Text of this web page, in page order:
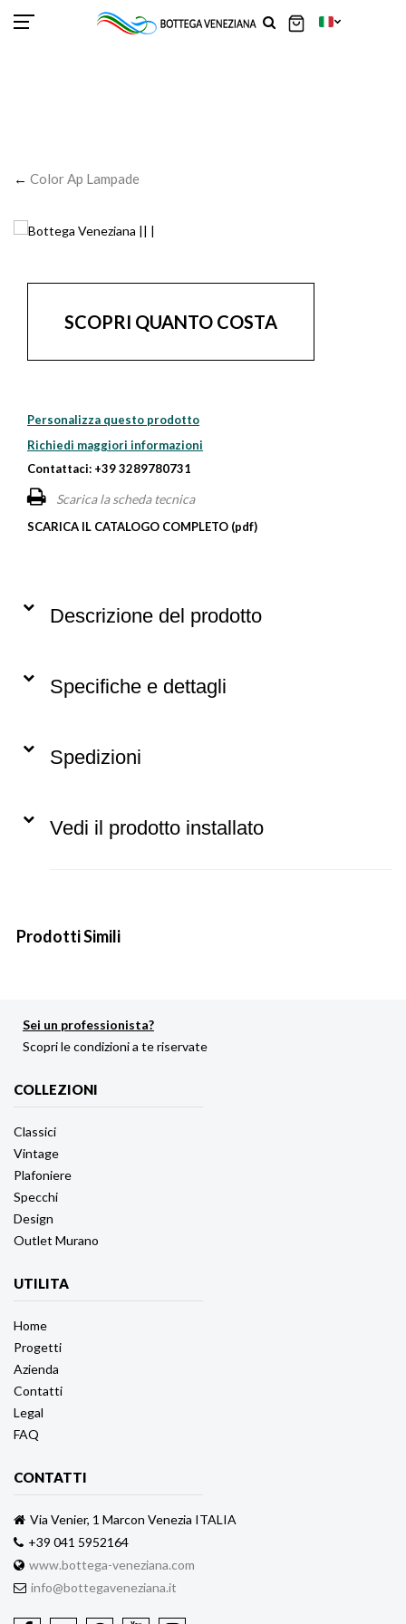
← Color Ap Lampade
SCOPRI QUANTO COSTA
Personalizza questo prodotto
Richiedi maggiori informazioni
Contattaci: +39 3289780731
Scarica la scheda tecnica
SCARICA IL CATALOGO COMPLETO (pdf)
Descrizione del prodotto
Specifiche e dettagli
Spedizioni
Vedi il prodotto installato
Prodotti Simili
Sei un professionista?
Scopri le condizioni a te riservate
COLLEZIONI
Classici
Vintage
Plafoniere
Specchi
Design
Outlet Murano
UTILITA
Home
Progetti
Azienda
Contatti
Legal
FAQ
CONTATTI
Via Venier, 1 Marcon Venezia ITALIA
+39 041 5952164
www.bottega-veneziana.com
info@bottegaveneziana.it